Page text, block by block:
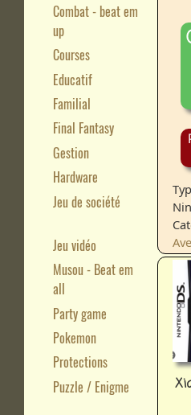
Combat - beat em
up
Courses
Educatif
Familial
Final Fantasy
Gestion
Hardware
Jeu de société
Jeu vidéo
Musou - Beat em
all
Party game
Pokemon
Protections
Puzzle / Enigme